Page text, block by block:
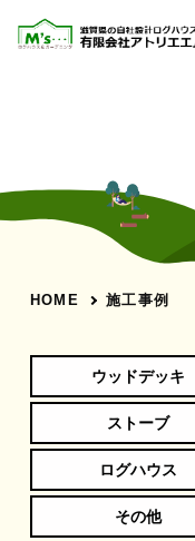
HOME 施工事例
ウッドデッキ
ストーブ
ログハウス
その他